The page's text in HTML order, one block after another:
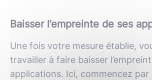
Baisser l’empreinte de ses
Une fois votre mesure établie,
travailler à faire baisser
applications. Ici, commencez par